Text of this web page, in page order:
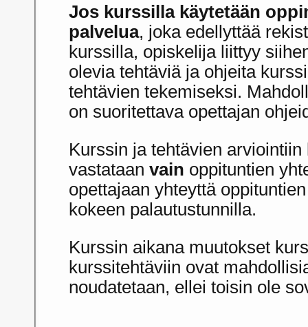
Jos kurssilla käytetään
palvelua, joka edellyttää
kurssilla, opiskelija liittyy
olevia tehtäviä ja ohjeita
tehtävien tekemiseksi.
on suoritettava opettajan
Kurssin ja tehtävien
vastataan vain oppituntien
opettajaan yhteyttä
kokeen palautustunnilla.
Kurssin aikana muutokset
kurssitehtäviin ovat
noudatetaan, ellei toisin ole